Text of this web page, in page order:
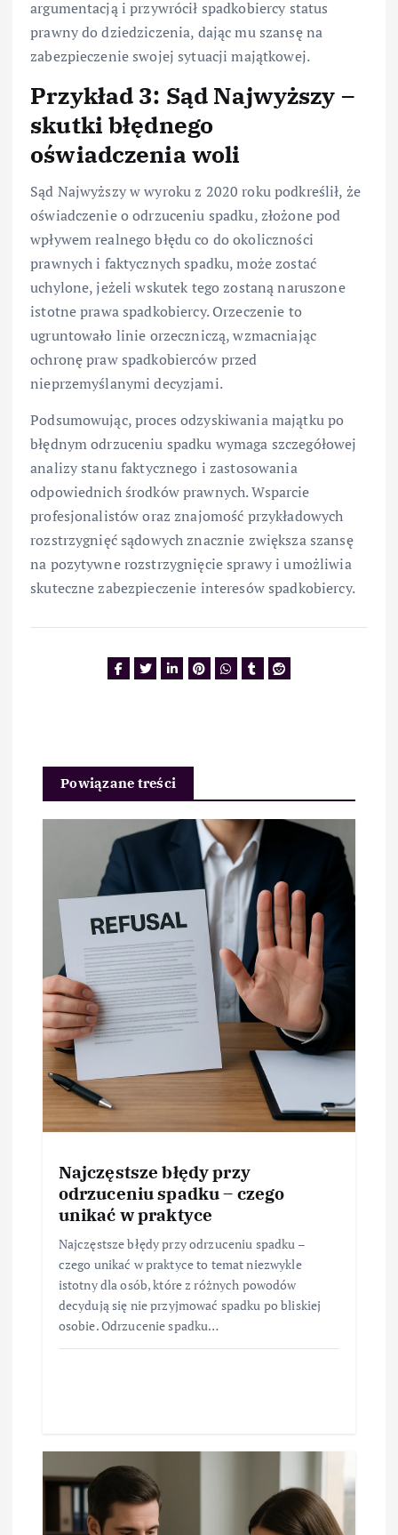
argumentacją i przywrócił spadkobiercy status
prawny do dziedziczenia, dając mu szansę na
zabezpieczenie swojej sytuacji majątkowej.
Przykład 3: Sąd Najwyższy –
skutki błędnego
oświadczenia woli
Sąd Najwyższy w wyroku z 2020 roku podkreślił, że
oświadczenie o odrzuceniu spadku, złożone pod
wpływem realnego błędu co do okoliczności
prawnych i faktycznych spadku, może zostać
uchylone, jeżeli wskutek tego zostaną naruszone
istotne prawa spadkobiercy. Orzeczenie to
ugruntowało linie orzeczniczą, wzmacniając
ochronę praw spadkobierców przed
nieprzemyślanymi decyzjami.
Podsumowując, proces odzyskiwania majątku po
błędnym odrzuceniu spadku wymaga szczegółowej
analizy stanu faktycznego i zastosowania
odpowiednich środków prawnych. Wsparcie
profesjonalistów oraz znajomość przykładowych
rozstrzygnięć sądowych znacznie zwiększa szansę
na pozytywne rozstrzygnięcie sprawy i umożliwia
skuteczne zabezpieczenie interesów spadkobiercy.
Powiązane treści
Najczęstsze błędy przy
odrzuceniu spadku – czego
unikać w praktyce
Najczęstsze błędy przy odrzuceniu spadku –
czego unikać w praktyce to temat niezwykle
istotny dla osób, które z różnych powodów
decydują się nie przyjmować spadku po bliskiej
osobie. Odrzucenie spadku…